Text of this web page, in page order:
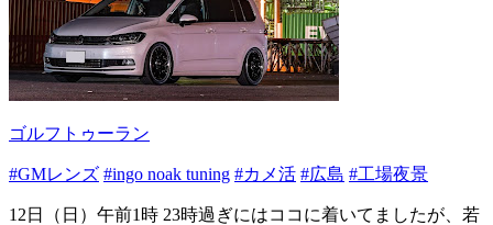
ゴルフトゥーラン
#GMレンズ #ingo noak tuning #カメ活 #広島 #工場夜景
12日（日）午前1時 23時過ぎにはココに着いてましたが、若